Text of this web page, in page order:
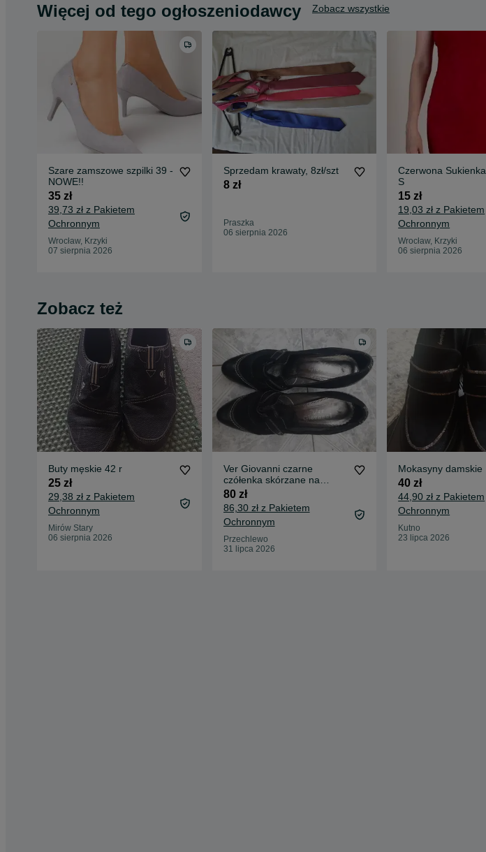
Więcej od tego ogłoszeniodawcy Zobacz wszystkie
Szare zamszowe szpilki 39 -
NOWE!!
35 zł
39,73 zł z Pakietem
Ochronnym
Wrocław, Krzyki
07 sierpnia 2026
Sprzedam krawaty, 8zł/szt
8 zł
Praszka
06 sierpnia 2026
Czerwona
S
15 zł
19,03 zł z Pakietem
Ochronnym
Wrocław, Krzyki
06 sierpnia 2026
Zobacz też
Buty męskie 42 r
25 zł
29,38 zł z Pakietem
Ochronnym
Mirów Stary
06 sierpnia 2026
Ver Giovanni czarne
czółenka skórzane na
obcasie 39
80 zł
86,30 zł z Pakietem
Ochronnym
Przechlewo
31 lipca 2026
Mokasyny damskie
40 zł
44,90 zł z Pakietem
Ochronnym
Kutno
23 lipca 2026